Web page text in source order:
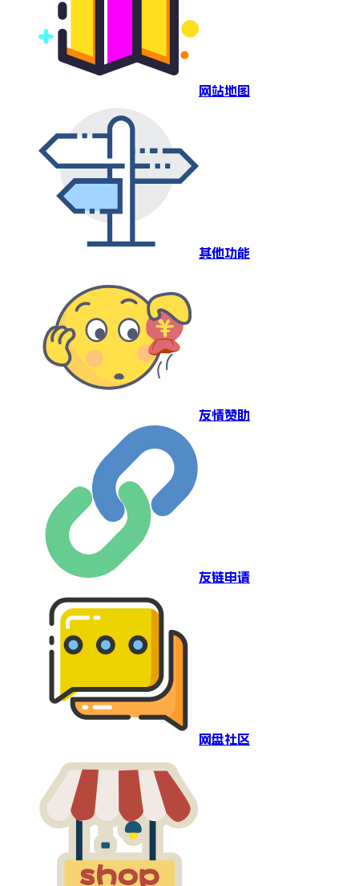
网站地图
其他功能
友情赞助
友链申请
网盘社区